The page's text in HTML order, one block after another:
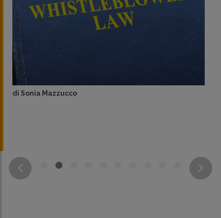
di Sonia Mazzucco